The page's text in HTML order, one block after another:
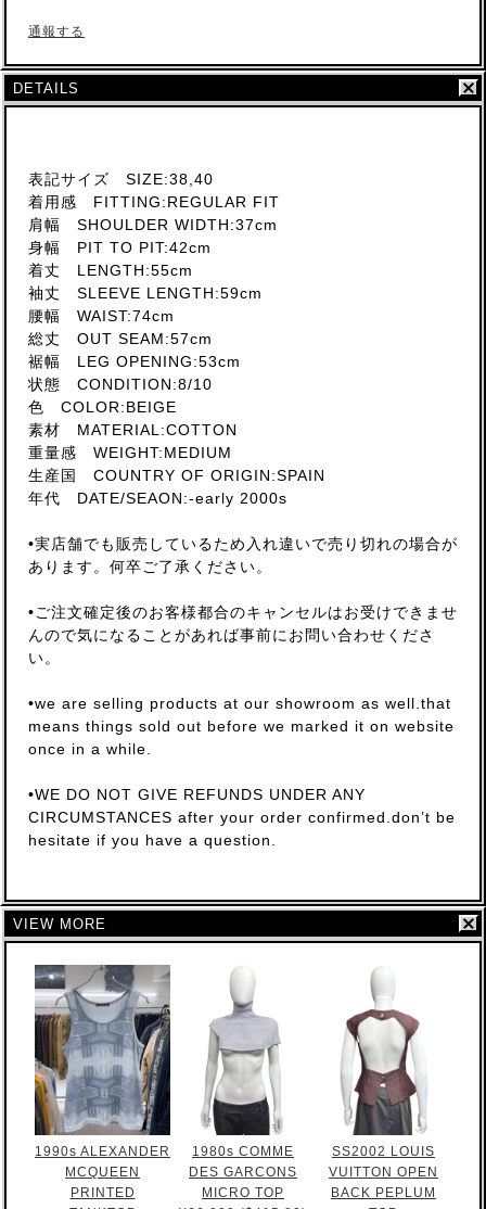
通報する
DETAILS
表記サイズ SIZE:38,40
着用感 FITTING:REGULAR FIT
肩幅 SHOULDER WIDTH:37cm
身幅 PIT TO PIT:42cm
着丈 LENGTH:55cm
袖丈 SLEEVE LENGTH:59cm
腰幅 WAIST:74cm
総丈 OUT SEAM:57cm
裾幅 LEG OPENING:53cm
状態 CONDITION:8/10
色 COLOR:BEIGE
素材 MATERIAL:COTTON
重量感 WEIGHT:MEDIUM
生産国 COUNTRY OF ORIGIN:SPAIN
年代 DATE/SEAON:-early 2000s
•実店舗でも販売しているため入れ違いで売り切れの場合が
あります。何卒ご了承ください。
•ご注文確定後のお客様都合のキャンセルはお受けできませ
んので気になることがあれば事前にお問い合わせくださ
い。
•we are selling products at our showroom as well.that
means things sold out before we marked it on website
once in a while.
•WE DO NOT GIVE REFUNDS UNDER ANY
CIRCUMSTANCES after your order confirmed.don’t be
hesitate if you have a question.
VIEW MORE
1990s ALEXANDER
MCQUEEN
PRINTED
1980s COMME
DES GARCONS
MICRO TOP
SS2002 LOUIS
VUITTON OPEN
BACK PEPLUM